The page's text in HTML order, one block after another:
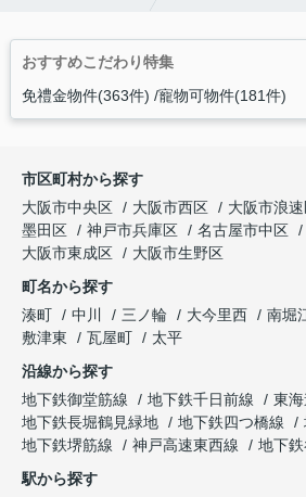
おすすめこだわり特集
免禮金物件(363件) 寵物可物件(181件)
市区町村から探す
大阪市中央区
大阪市西区 大阪市浪
墨田区
神戸市兵庫区 名古屋市中区
大阪市東成区
大阪市生野区
町名から探す
湊町
中川 三ノ輪 大今里西 南堀
敷津東
瓦屋町
太平
沿線から探す
地下鉄御堂筋線
地下鉄千日前線 東
地下鉄長堀鶴見緑地
地下鉄四つ橋線
地下鉄堺筋線
神戸高速東西線
地下
駅から探す